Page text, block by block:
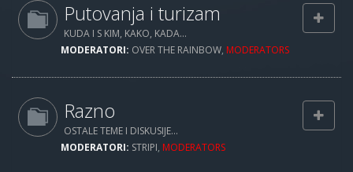
Putovanja i turizam
KUDA I S KIM, KAKO, KADA...
MODERATORI: OVER THE RAINBOW, MODERATORS
Razno
OSTALE TEME I DISKUSIJE...
MODERATORI: STRIPI, MODERATORS